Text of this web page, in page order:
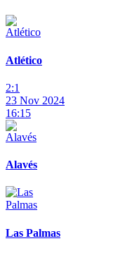
Atlético
2:1
23 Nov 2024
16:15
Alavés
Las Palmas